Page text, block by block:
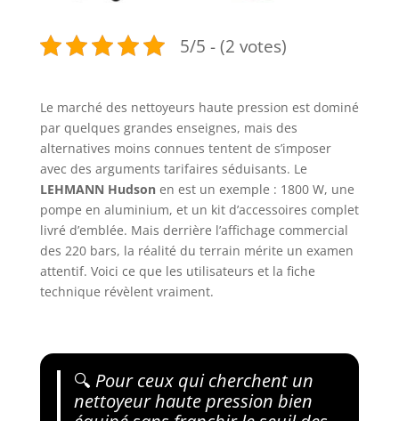
5/5 - (2 votes)
Le marché des nettoyeurs haute pression est dominé
par quelques grandes enseignes, mais des
alternatives moins connues tentent de s’imposer
avec des arguments tarifaires séduisants. Le
LEHMANN Hudsonen est un exemple : 1800 W, une
pompe en aluminium, et un kit d’accessoires complet
livré d’emblée. Mais derrière l’affichage commercial
des 220 bars, la réalité du terrain mérite un examen
attentif. Voici ce que les utilisateurs et la fiche
technique révèlent vraiment.
🔍 Pour ceux qui cherchent un
nettoyeur haute pression bien